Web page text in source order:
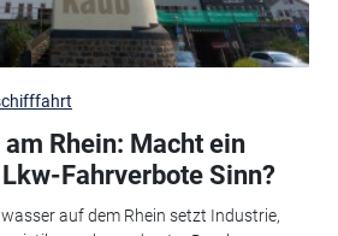
Rhein: Macht ein
Fahrverbote Sinn?
auf dem Rhein setzt Industrie,